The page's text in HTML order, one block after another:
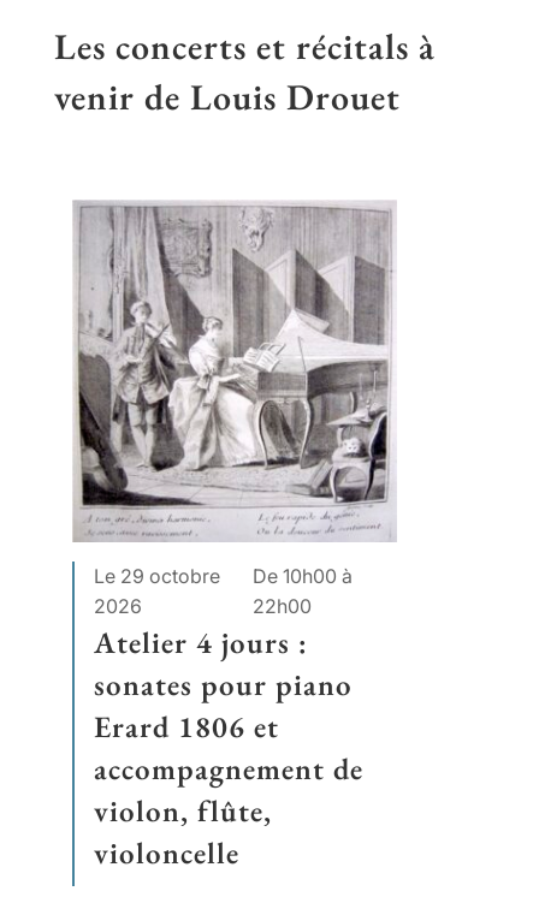
Les concerts et récitals à
venir de Louis Drouet
Le 29 octobre
2026
De 10h00 à
22h00
Atelier 4 jours :
sonates pour piano
Erard 1806 et
accompagnement de
violon, flûte,
violoncelle